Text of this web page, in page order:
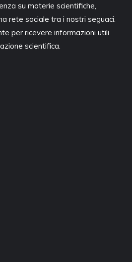
su materie scientifiche,
rete sociale tra i nostri seguaci.
per ricevere informazioni utili
scientifica.